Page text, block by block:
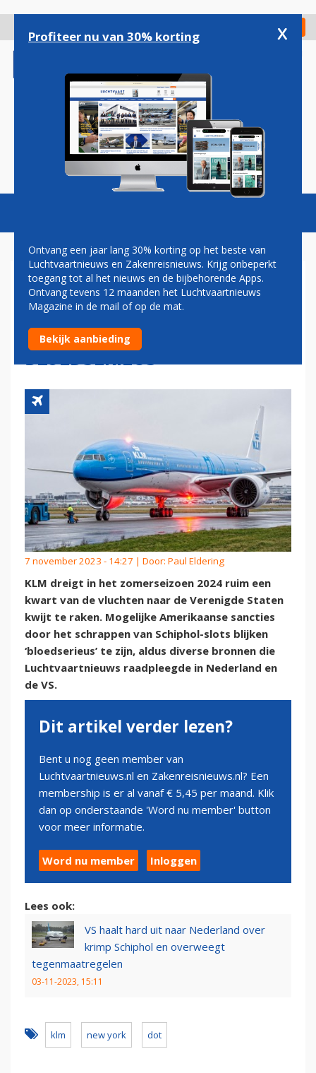
gaan
Check in
Magazine Podcasts Vacatures
KLM DREIGT KWART VS-
VLUCHTEN TE VERLIEZEN:
'AMERIKAANSE SANCTIES
BLOEDSERIEUS'
7 november 2023 - 14:27 | Door: Paul Eldering
KLM dreigt in het zomerseizoen 2024 ruim een
kwart van de vluchten naar de Verenigde Staten
kwijt te raken. Mogelijke Amerikaanse sancties
door het schrappen van Schiphol-slots blijken
‘bloedserieus’ te zijn, aldus diverse bronnen die
Luchtvaartnieuws raadpleegde in Nederland en
de VS.
Dit artikel verder lezen?
Bent u nog geen member van
Luchtvaartnieuws.nl en Zakenreisnieuws.nl? Een
membership is er al vanaf € 5,45 per maand. Klik
dan op onderstaande 'Word nu member' button
voor meer informatie.
Word nu member Inloggen
Lees ook:
VS haalt hard uit naar Nederland over
krimp Schiphol en overweegt
tegenmaatregelen
03-11-2023, 15:11
klm new york dot
Profiteer nu van 30% korting x
Ontvang een jaar lang 30% korting op het beste van
Luchtvaartnieuws en Zakenreisnieuws. Krijg onbeperkt
toegang tot al het nieuws en de bijbehorende Apps.
Ontvang tevens 12 maanden het Luchtvaartnieuws
Magazine in de mail of op de mat.
Bekijk aanbieding